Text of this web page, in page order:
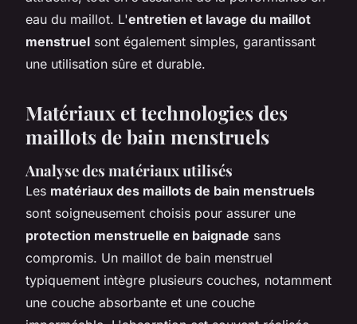
eau du maillot. L'entretien et lavage du maillot
menstruel sont également simples, garantissant
une utilisation sûre et durable.
Matériaux et technologies des
maillots de bain menstruels
Analyse des matériaux utilisés
Les matériaux des maillots de bain menstruels
sont soigneusement choisis pour assurer une
protection menstruelle en baignade sans
compromis. Un maillot de bain menstruel
typiquement intègre plusieurs couches, notamment
une couche absorbante et une couche